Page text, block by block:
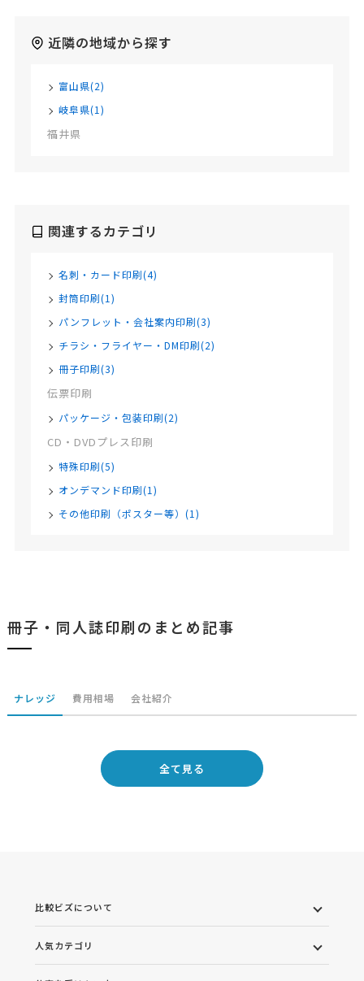
近隣の地域から探す
富山県(2)
岐阜県(1)
福井県
関連するカテゴリ
名刺・カード印刷(4)
封筒印刷(1)
パンフレット・会社案内印刷(3)
チラシ・フライヤー・DM印刷(2)
冊子印刷(3)
伝票印刷
パッケージ・包装印刷(2)
CD・DVDプレス印刷
特殊印刷(5)
オンデマンド印刷(1)
その他印刷（ポスター等）(1)
冊子・同人誌印刷のまとめ記事
ナレッジ 費用相場 会社紹介
全て見る
比較ビズについて
人気カテゴリ